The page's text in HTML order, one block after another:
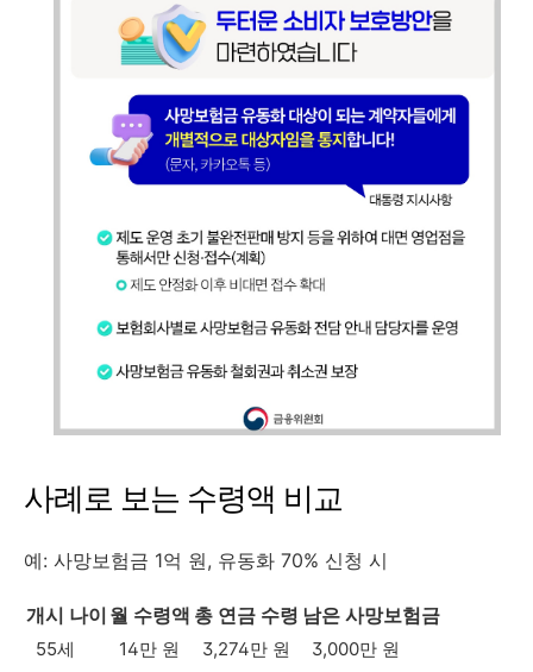
사례로 보는 수령액 비교
예: 사망보험금 1억 원, 유동화 70% 신청 시
개시 나이 월 수령액 총 연금 수령 남은 사망보험금
55세 14만 원 3,274만 원
3,000만 원